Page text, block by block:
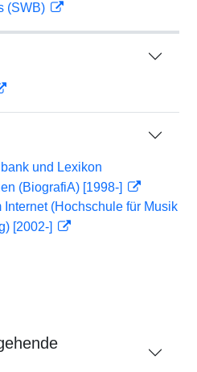
(SWB)
und Lexikon
(BiografiA) [1998-]
Internet (Hochschule für Musik
[2002-]